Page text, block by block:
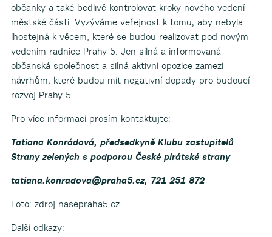
občanky a také bedlivě kontrolovat kroky nového vedení
městské části. Vyzýváme veřejnost k tomu, aby nebyla
lhostejná k věcem, které se budou realizovat pod novým
vedením radnice Prahy 5. Jen silná a informovaná
občanská společnost a silná aktivní opozice zamezí
návrhům, které budou mít negativní dopady pro budoucí
rozvoj Prahy 5.
Pro více informací prosím kontaktujte:
Tatiana Konrádová, předsedkyně Klubu zastupitelů
Strany zelených s podporou České pirátské strany
tatiana.konradova@praha5.cz, 721 251 872
Foto: zdroj nasepraha5.cz
Další odkazy: